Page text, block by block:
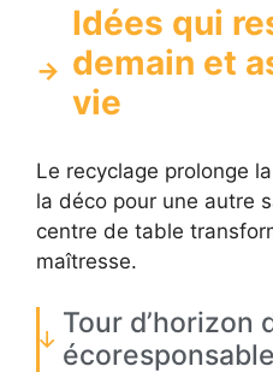
Idées qui
demain et
vie
Le recyclage prolonge
la déco pour une autre
centre de table
maîtresse.
Tour d’horizon
écoresponsable